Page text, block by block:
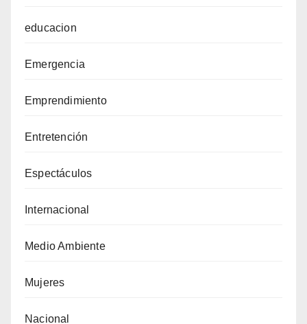
educacion
Emergencia
Emprendimiento
Entretención
Espectáculos
Internacional
Medio Ambiente
Mujeres
Nacional